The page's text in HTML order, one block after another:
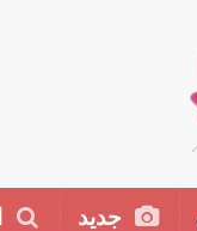
جديد